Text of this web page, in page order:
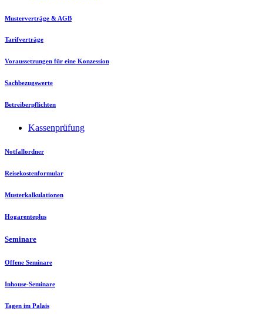
Musterverträge & AGB
Tarifverträge
Voraussetzungen für eine Konzession
Sachbezugswerte
Betreiberpflichten
Kassenprüfung
Notfallordner
Reisekostenformular
Musterkalkulationen
Hogarenteplus
Seminare
Offene Seminare
Inhouse-Seminare
Tagen im Palais